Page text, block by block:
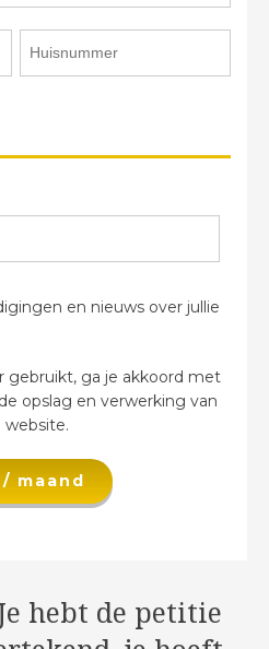
hebt de petitie
en nieuws over jullie
gebruikt, ga je akkoord met
opslag en verwerking van
maand